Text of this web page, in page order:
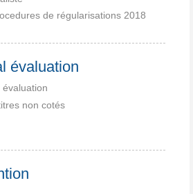
de régularisations 2018
évaluation
non cotés